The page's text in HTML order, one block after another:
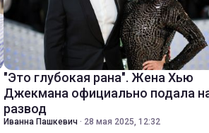
"Это глубокая рана". Жена Хью
Джекмана официально подала
развод
Иванна Пашкевич · 28 мая 2025, 12:32